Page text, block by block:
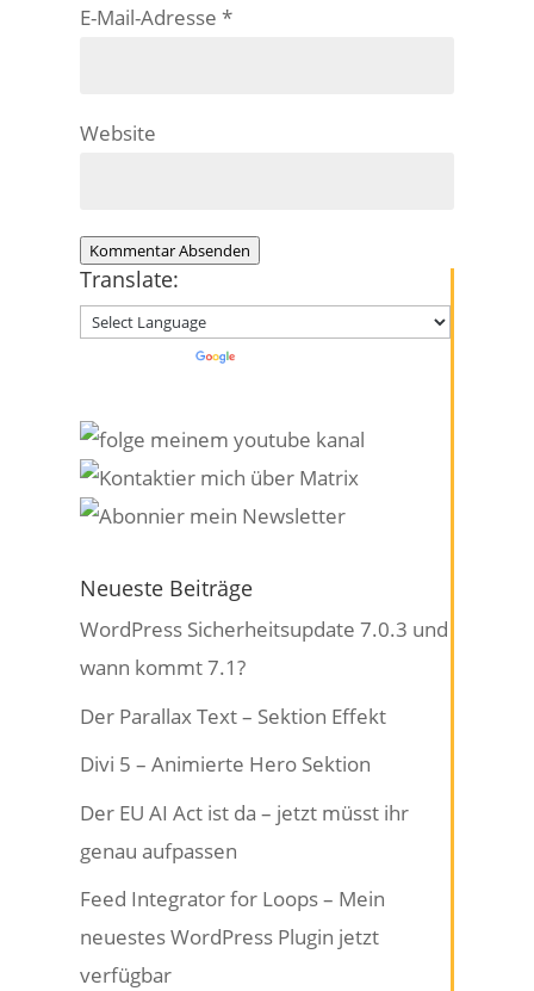
E-Mail-Adresse*
Website
Kommentar Absenden
Translate:
Powered by
Neueste Beiträge
WordPress Sicherheitsupdate 7.0.3 und
wann kommt 7.1?
Der Parallax Text – Sektion Effekt
Divi 5 – Animierte Hero Sektion
Der EU AI Act ist da – jetzt müsst ihr
genau aufpassen
Feed Integrator for Loops – Mein
neuestes WordPress Plugin jetzt
verfügbar